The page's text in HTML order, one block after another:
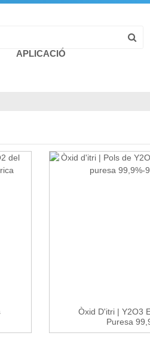
APLICACIÓ
Òxid D'itri | Y2O3
Puresa